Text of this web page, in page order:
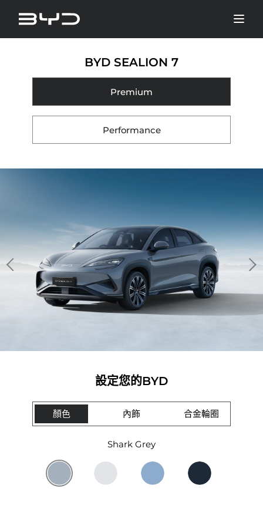
BYD SEALION 7
Premium
Performance
設定您的BYD
顏色 內飾 合金輪圈
Shark Grey